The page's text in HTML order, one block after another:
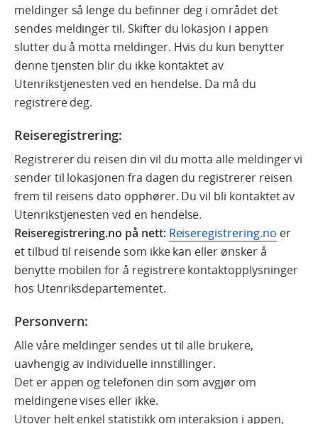
meldinger så lenge du befinner deg i området det
sendes meldinger til. Skifter du lokasjon i appen
slutter du å motta meldinger. Hvis du kun benytter
denne tjensten blir du ikke kontaktet av
Utenrikstjenesten ved en hendelse. Da må du
registrere deg.
Reiseregistrering:
Registrerer du reisen din vil du motta alle meldinger vi
sender til lokasjonen fra dagen du registrerer reisen
frem til reisens dato opphører. Du vil bli kontaktet av
Utenrikstjenesten ved en hendelse.
Reiseregistrering.no på nett: Reiseregistrering.no er
et tilbud til reisende som ikke kan eller ønsker å
benytte mobilen for å registrere kontaktopplysninger
hos Utenriksdepartementet.
Personvern:
Alle våre meldinger sendes ut til alle brukere,
uavhengig av individuelle innstillinger.
Det er appen og telefonen din som avgjør om
meldingene vises eller ikke.
Utover helt enkel statistikk om interaksjon i appen,